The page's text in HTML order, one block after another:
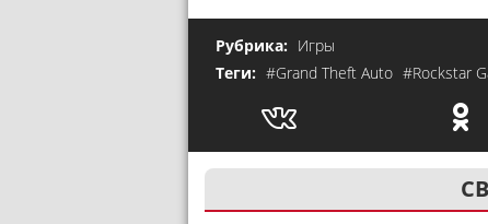
Рубрика: Игры
Теги: #Grand Theft Auto #Rockstar